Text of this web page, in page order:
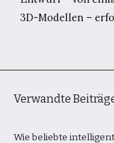
3D-Modellen –
Verwandte
Wie beliebte